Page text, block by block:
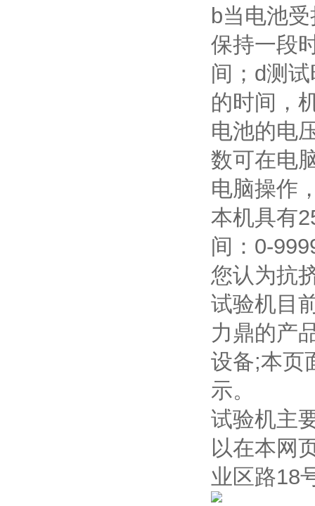
b当电池
保持一段
间；d测
的时间，
电池的电
数可在电
电脑操作
本机具有
间：0-
您认为抗
试验机目
力鼎的产
设备;本页
示。
试验机主
以在本网
业区路18